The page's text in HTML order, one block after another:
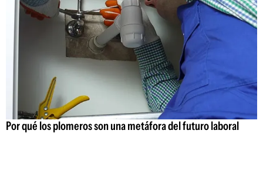
Por qué los plomeros son una metáfora del futuro laboral